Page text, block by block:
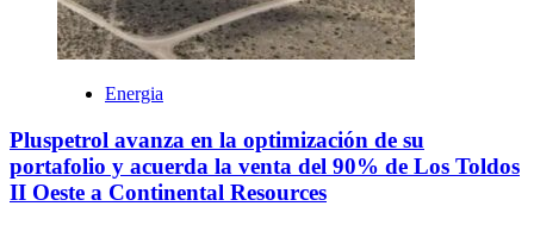
Energia
Pluspetrol avanza en la optimización de su
portafolio y acuerda la venta del 90% de Los Toldos
II Oeste a Continental Resources